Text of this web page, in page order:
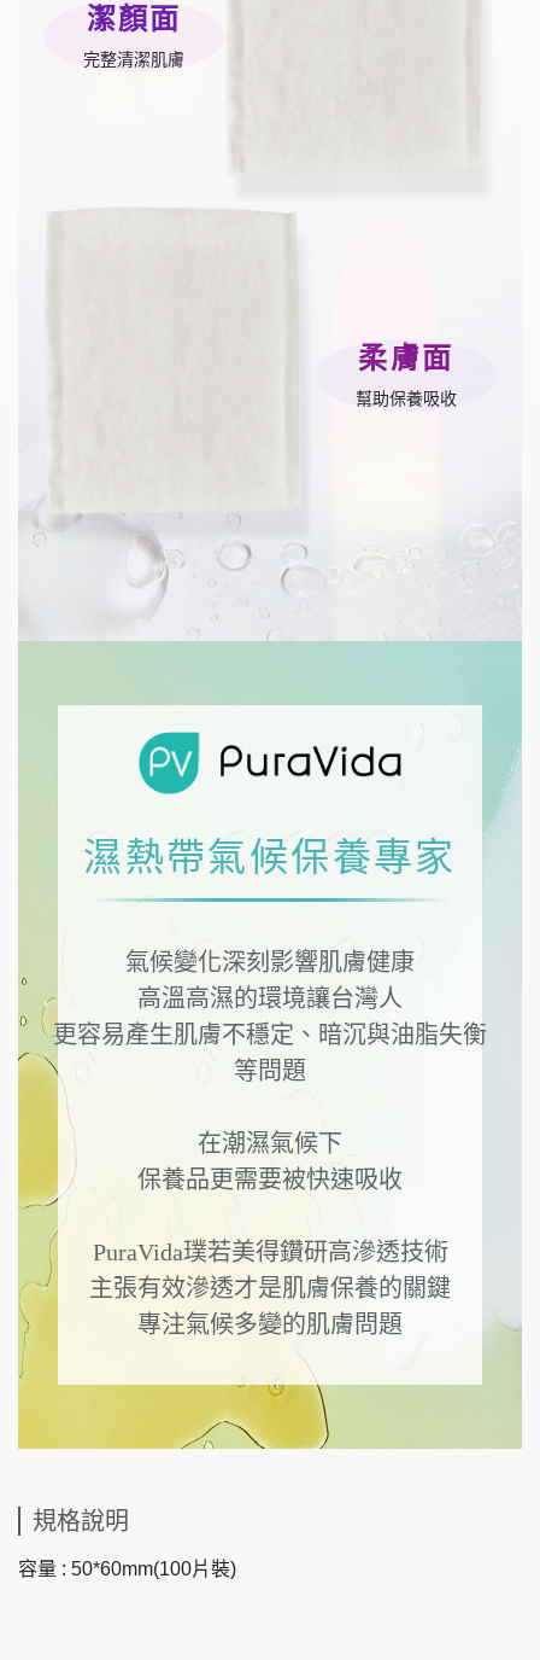
潔顏面
完整清潔肌膚
柔膚面
幫助保養吸收
濕熱帶氣候保養專家
氣候變化深刻影響肌膚健康
高溫高濕的環境讓台灣人
更容易產生肌膚不穩定、暗沉與油脂失衡
等問題
在潮濕氣候下
保養品更需要被快速吸收
PuraVida璞若美得鑽研高滲透技術
主張有效滲透才是肌膚保養的關鍵
專注氣候多變的肌膚問題
規格說明
容量 : 50*60mm(100片裝)